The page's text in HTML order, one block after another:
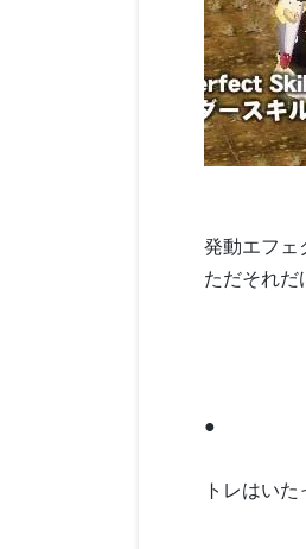
発動エフェ
ただそれだ
●
トレはい